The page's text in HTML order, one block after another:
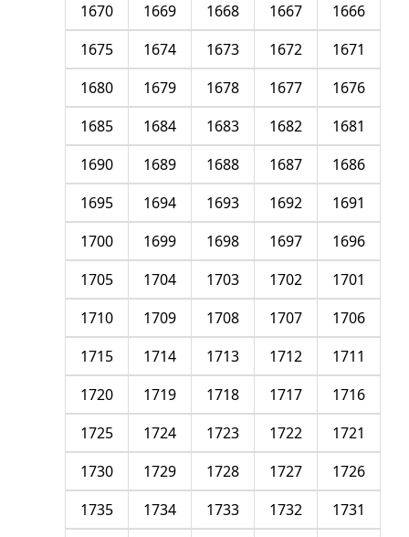
1666
1667
1668
1669
1670
1671
1672
1673
1674
1675
1676
1677
1678
1679
1680
1681
1682
1683
1684
1685
1686
1687
1688
1689
1690
1691
1692
1693
1694
1695
1696
1697
1698
1699
1700
1701
1702
1703
1704
1705
1706
1707
1708
1709
1710
1711
1712
1713
1714
1715
1716
1717
1718
1719
1720
1721
1722
1723
1724
1725
1726
1727
1728
1729
1730
1731
1732
1733
1734
1735